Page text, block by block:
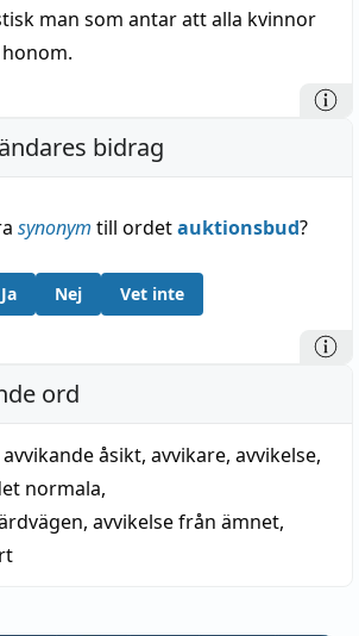
man som antar att alla kvinnor
bidrag
synonym till ordetauktionsbud?
Ja Nej Vet inte
ord
avvikande åsikt, avvikare, avvikelse,
normala,
, avvikelse från ämnet,